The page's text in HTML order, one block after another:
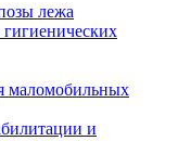
лежа
маломобильных
и